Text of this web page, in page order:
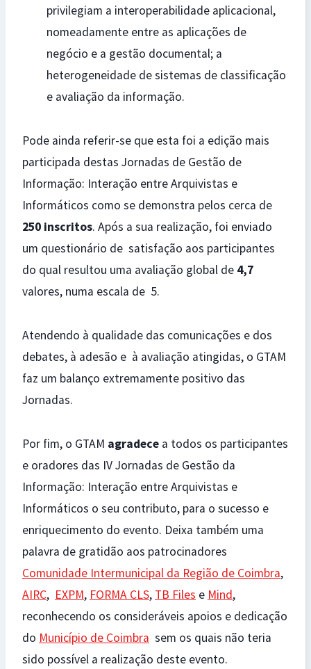
privilegiam a interoperabilidade aplicacional,
nomeadamente entre as aplicações de
negócio e a gestão documental; a
heterogeneidade de sistemas de classificação
e avaliação da informação.
Pode ainda referir-se que esta foi a edição mais
participada destas Jornadas de Gestão de
Informação: Interação entre Arquivistas e
Informáticos como se demonstra pelos cerca de
250 inscritos. Após a sua realização, foi enviado
um questionário de satisfação aos participantes
do qual resultou uma avaliação global de 4,7
valores, numa escala de 5.
Atendendo à qualidade das comunicações e dos
debates, à adesão e à avaliação atingidas, o GTAM
faz um balanço extremamente positivo das
Jornadas.
Por fim, o GTAM agradece a todos os participantes
e oradores das IV Jornadas de Gestão da
Informação: Interação entre Arquivistas e
Informáticos o seu contributo, para o sucesso e
enriquecimento do evento. Deixa também uma
palavra de gratidão aos patrocinadores
Comunidade Intermunicipal da Região de Coimbra,
AIRC, EXPM, FORMA CLS, TB Files e Mind,
reconhecendo os consideráveis apoios e dedicação
do Município de Coimbra sem os quais não teria
sido possível a realização deste evento.